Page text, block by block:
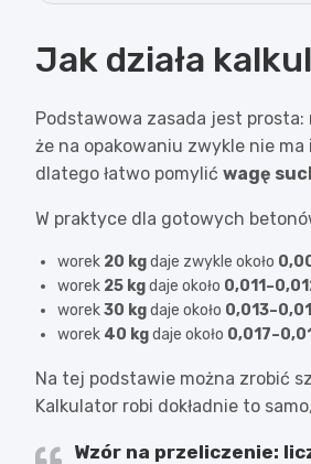
Jak działa
Podstawowa zasada jest
że na opakowaniu zwykle nie
dlatego łatwo pomylić wagę
W praktyce dla gotowych
worek 20 kgdaje zwykle około
worek 25 kgdaje około
worek30 kgdaje około
worek 40 kgdaje około
Na tej podstawie można zrobić
Kalkulator robi dokładnie to
Wzór na przeliczenie: